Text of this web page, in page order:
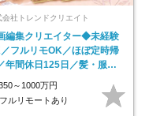
会社トレンドクリエイト
編集クリエイター◆未経験
フルリモOK／ほぼ定時帰
年間休日125日／髪・服・
ル自由／副業OK
～1000万円
フルリモートあり